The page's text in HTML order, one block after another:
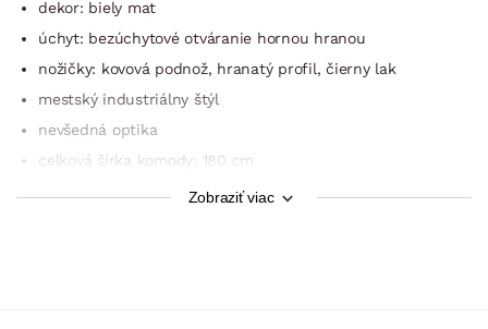
dekor: biely mat
úchyt: bezúchytové otváranie hornou hranou
nožičky: kovová podnož, hranatý profil, čierny lak
mestský industriálny štýl
nevšedná optika
celková šírka komody: 180 cm
2× otvorená priehradkaZobraziť viac